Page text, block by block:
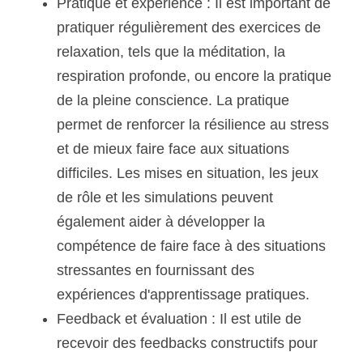
Pratique et expérience : Il est important de
pratiquer régulièrement des exercices de
relaxation, tels que la méditation, la
respiration profonde, ou encore la pratique
de la pleine conscience. La pratique
permet de renforcer la résilience au stress
et de mieux faire face aux situations
difficiles. Les mises en situation, les jeux
de rôle et les simulations peuvent
également aider à développer la
compétence de faire face à des situations
stressantes en fournissant des
expériences d'apprentissage pratiques.
Feedback et évaluation : Il est utile de
recevoir des feedbacks constructifs pour